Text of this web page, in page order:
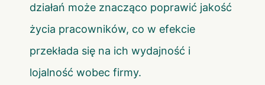
działań może znacząco poprawić jakość
życia pracowników, co w efekcie
przekłada się na ich wydajność i
lojalność wobec firmy.